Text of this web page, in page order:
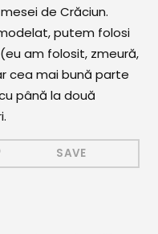
de Crăciun.
putem folosi
am folosit, zmeură,
cea mai bună parte
până la două
SAVE